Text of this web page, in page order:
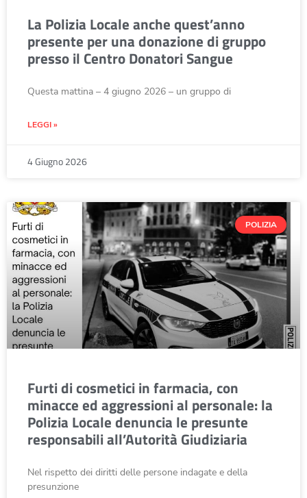
La Polizia Locale anche quest’anno
presente per una donazione di gruppo
presso il Centro Donatori Sangue
Questa mattina – 4 giugno 2026 – un gruppo di
LEGGI »
4 Giugno 2026
POLIZIA
Furti di cosmetici in farmacia, con
minacce ed aggressioni al personale: la
Polizia Locale denuncia le presunte
responsabili all’Autorità Giudiziaria
Nel rispetto dei diritti delle persone indagate e della
presunzione